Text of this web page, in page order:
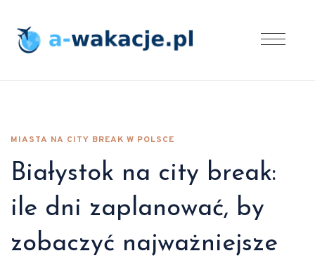
MIASTA NA CITY BREAK W POLSCE
Białystok na city break:
ile dni zaplanować, by
zobaczyć najważniejsze